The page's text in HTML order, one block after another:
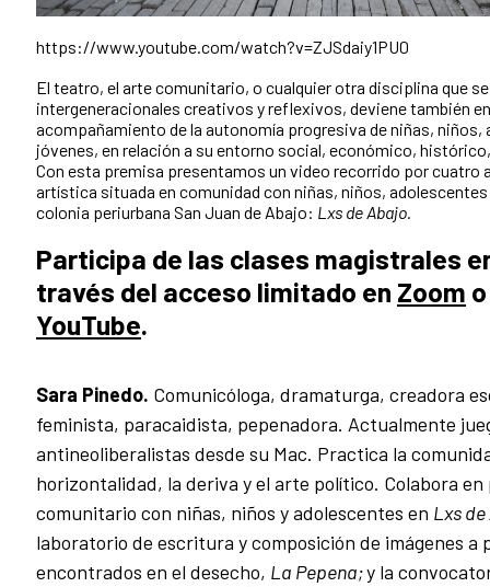
https://www.youtube.com/watch?v=ZJSdaiy1PU0
El teatro, el arte comunitario, o cualquier otra disciplina que
intergeneracionales creativos y reflexivos, deviene también
acompañamiento de la autonomía progresiva de niñas, niños,
jóvenes, en relación a su entorno social, económico,
Con esta premisa presentamos un video recorrido por cuatro
artística situada en comunidad con niñas, niños, adolescentes
colonia periurbana San Juan de Abajo: Lxs de Abajo.
Participa de las clases magistrales
través del acceso limitado en Zoom
YouTube.
Sara Pinedo. Comunicóloga, dramaturga, creadora
feminista, paracaidista, pepenadora. Actualmente
antineoliberalistas desde su Mac. Practica la
horizontalidad, la deriva y el arte político. Colabora
comunitario con niñas, niños y adolescentes en Lxs
laboratorio de escritura y composición de imágenes a
encontrados en el desecho, La Pepena;y la